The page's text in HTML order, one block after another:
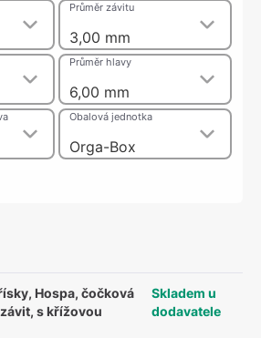
3,00 mm
Průměr závitu
6,00 mm
Průměr hlavy
Orga-Box
Obalová jednotka
Hospa, čočková
s křížovou
Skladem u
dodavatele